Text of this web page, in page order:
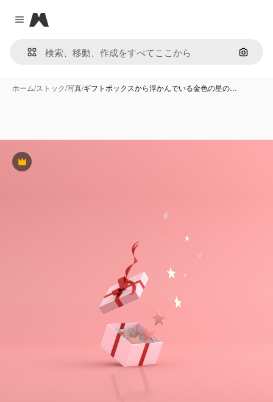
Close menu
Magnific
画像で
ホーム/ストック/写真/ギフトボックスから浮かんでいる金色の星の…
Premium